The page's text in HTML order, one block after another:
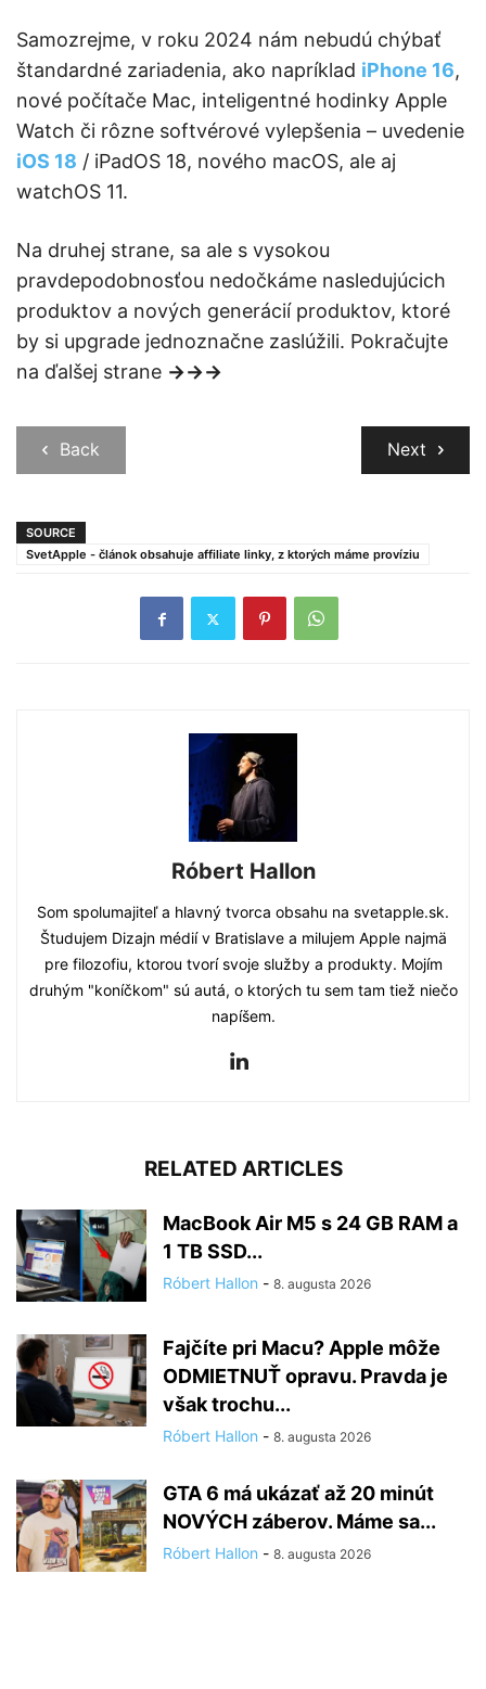
Samozrejme, v roku 2024 nám nebudú chýbať
štandardné zariadenia, ako napríklad iPhone 16,
nové počítače Mac, inteligentné hodinky Apple
Watch či rôzne softvérové vylepšenia – uvedenie
iOS 18 / iPadOS 18, nového macOS, ale aj
watchOS 11.
Na druhej strane, sa ale s vysokou
pravdepodobnosťou nedočkáme nasledujúcich
produktov a nových generácií produktov, ktoré
by si upgrade jednoznačne zaslúžili. Pokračujte
na ďalšej strane →→→
Back Next
SOURCE
SvetApple - článok obsahuje affiliate linky, z ktorých máme províziu
Róbert Hallon
Som spolumajiteľ a hlavný tvorca obsahu na svetapple.sk.
Študujem Dizajn médií v Bratislave a milujem Apple najmä
pre filozofiu, ktorou tvorí svoje služby a produkty. Mojím
druhým "koníčkom" sú autá, o ktorých tu sem tam tiež niečo
napíšem.
RELATED ARTICLES
MacBook Air M5 s 24 GB RAM a
1 TB SSD...
Róbert Hallon - 8. augusta 2026
Fajčíte pri Macu? Apple môže
ODMIETNUŤ opravu. Pravda je
však trochu...
Róbert Hallon - 8. augusta 2026
GTA 6 má ukázať až 20 minút
NOVÝCH záberov. Máme sa...
Róbert Hallon - 8. augusta 2026